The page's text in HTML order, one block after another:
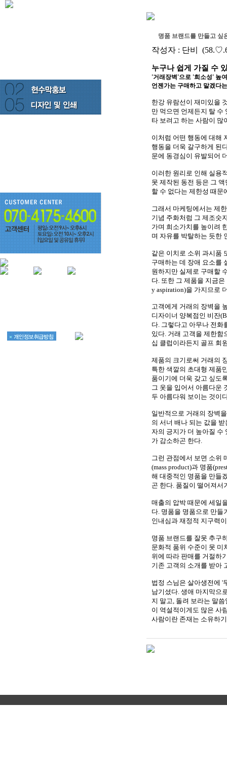
명품 브랜드를 만들고 싶
작성자 : 단비
누구나 쉽게 가질 수
'거래장벽'으로 '희소성' 높여
언젠가는 구매하고 말겠다
한강 유람선이 재미있을
만 먹으면 언제든지 탈 수
타 보려고 하는 사람이 많
이처럼 어떤 행동에 대해
행동을 더욱 갈구하게 된
문에 동경심이 유발되어
이러한 원리로 인해 실용
못 제작된 동전 등은 그
할 수 없다는 제한성 때문
그래서 마케팅에서는 제
기념 주화처럼 그 제조숫
가며 희소가치를 높이려
며 자유를 박탈하는 듯한
같은 이치로 소위 과시품
구매하는 데 장애 요소를
원하지만 실제로 구매할
다. 또한 그 제품을 지금
y aspiration)을 가지므로
고객에게 거래의 장벽을
디자이너 양복점인 비잔
다. 그렇다고 아무나 전화
있다. 거래 고객을 제한함
십 클럽이라든지 골프 회
제품의 크기로써 거래의
특한 색깔의 초대형 제품
품이기에 더욱 갖고 싶도
그 옷을 입어서 아름다운
두 아름다워 보이는 것이
일반적으로 거래의 장벽
의 서너 배나 되는 값을
자의 긍지가 더 높아질 수
가 감소하곤 한다.
그런 관점에서 보면 소위
(mass product)과 명품
해 대중적인 명품을 만들
곤 한다. 품질이 떨어져서
매출의 압박 때문에 세일
다. 명품을 명품으로 만들
인내심과 재정적 지구력
명품 브랜드를 잘못 추구
문화적 품위 수준이 못 미
위에 따라 판매를 거절하
기존 고객의 소개를 받아
법정 스님은 살아생전에 '
남기셨다. 생애 마지막으
지 말고, 돌려 보라는 말
이 역설적이게도 많은 사
사람이란 존재는 소유하